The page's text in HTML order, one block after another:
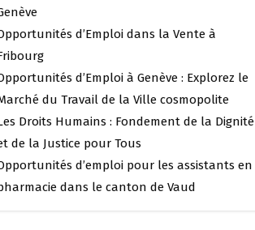
d’Emploi dans la Vente à
d’Emploi à Genève : Explorez le
du Travail de la Ville cosmopolite
Droits Humains : Fondement de la Dignité
de la Justice pour Tous
d’emploi pour les assistants en
dans le canton de Vaud